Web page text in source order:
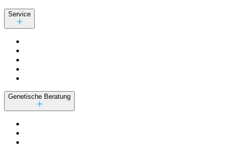
Service
Genetische Beratung